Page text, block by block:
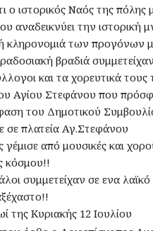
ο ιστορικός Ναός της πόλης
αναδεικνύει την ιστορική
κληρονομιά των προγόνων
βραδιά συμμετείχαν
και τα χορευτικά
Αγίου Στεφάνου που
του Δημοτικού
σε πλατεία Αγ.Στεφάνου
από μουσικές και
κόσμου!!
συμμετείχαν σε ενα λαϊκό
της Κυριακής 12 Ιουλίου